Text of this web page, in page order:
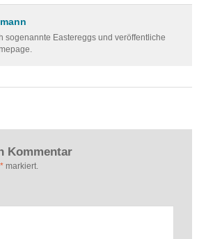
sogenannte Eastereggs und veröffentliche
Kommentar
* markiert.